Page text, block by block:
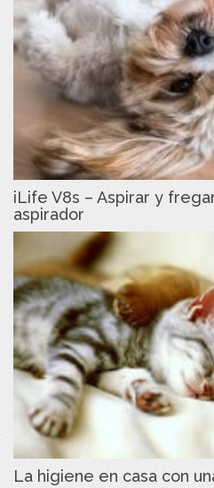
iLife V8s – Aspirar y
aspirador
La higiene en casa con